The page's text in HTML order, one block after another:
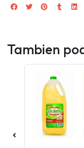
Tambien